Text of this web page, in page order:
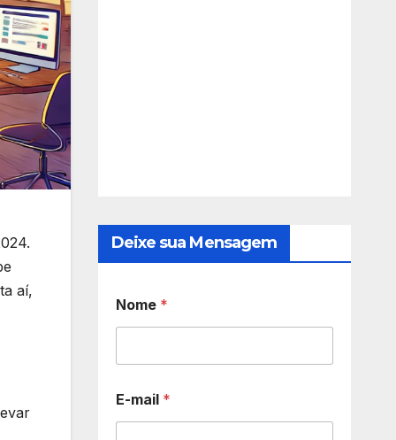
aí,
Deixe sua Mensagem
Nome *
E-mail *